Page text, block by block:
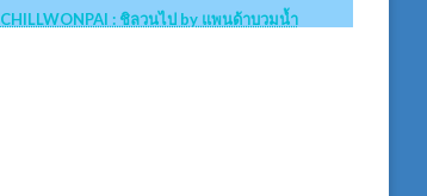
CHILLWONPAI : ชิลวนไป by แพนด้าบวมน้ำ